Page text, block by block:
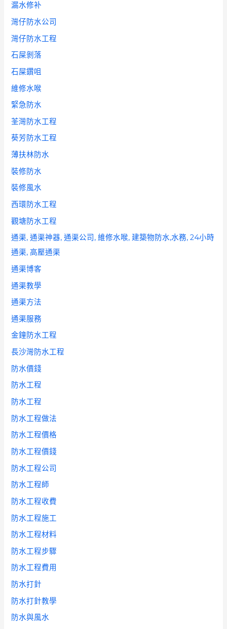
漏水修补
灣仔防水公司
灣仔防水工程
石屎剝落
石屎鑽咀
維修水喉
緊急防水
荃灣防水工程
葵芳防水工程
薄扶林防水
裝修防水
裝修風水
西環防水工程
觀塘防水工程
通渠, 通渠神器, 通渠公司, 維修水喉, 建築物防水,水務, 24小時
通渠, 高壓通渠
通渠博客
通渠教學
通渠方法
通渠服務
金鐘防水工程
長沙灣防水工程
防水價錢
防水工程
防水工程
防水工程做法
防水工程價格
防水工程價錢
防水工程公司
防水工程師
防水工程收費
防水工程施工
防水工程材料
防水工程步驟
防水工程費用
防水打針
防水打針教學
防水與風水